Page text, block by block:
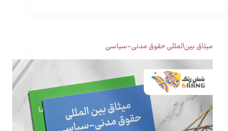
میثاق بین‌المللی حقوق مدنی-سیاسی